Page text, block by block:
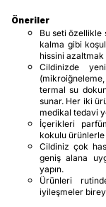
Öneriler
Bu seti özellikle
kalma gibi
hissini
Cildinizde
termal su
sunar. Her iki
medikal tedavi
İçerikleri
kokulu
Cildiniz çok
geniş alana
yapın.
Ürünleri
iyileşmeler